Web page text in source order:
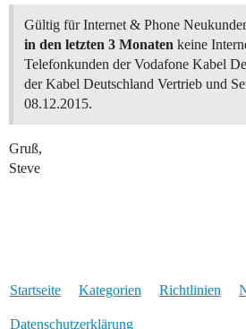
Gültig für Internet & Phone
in den letzten 3 Monaten keine
Telefonkunden der Vodafone Kabel
der Kabel Deutschland Vertrieb und
08.12.2015.
Gruß,
Steve
Startseite Kategorien Richtlinien
Datenschutzerklärung